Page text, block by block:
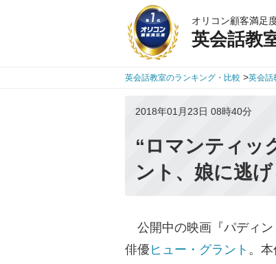
オリコン顧客満足
英会話教
英会話教室のランキング・比較 >英会話
2018年01月23日 08時40分
“ロマンティッ
ント、娘に逃
公開中の映画『パディン
俳優 ヒュー・グラント 。